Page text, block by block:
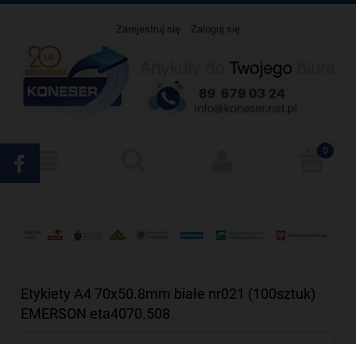
Zarejestruj się Zaloguj się
Etykiety A4 70x50.8mm białe nr021 (100sztuk)
EMERSON eta4070.508